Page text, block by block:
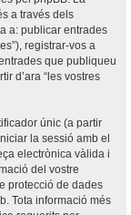
a través dels
a: publicar entrades
registrar-vos a
que publiqueu
d’ara “les vostres
únic (a partir
la sessió amb el
electrònica vàlida i
del vostre
protecció de dades
Tota informació més